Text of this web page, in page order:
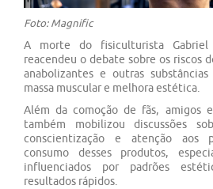
Foto: Magnific
A morte do fisiculturista Gabriel
reacendeu o debate sobre os riscos
anabolizantes e outras
massa muscular e melhora estética.
Além da comoção de fãs, amigos
também mobilizou discussões
conscientização e atenção aos
consumo desses produtos,
influenciados por padrões
resultados rápidos.